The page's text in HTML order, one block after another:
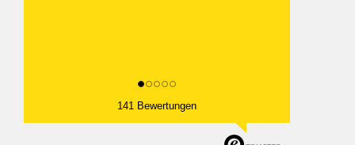
141 Bewertungen